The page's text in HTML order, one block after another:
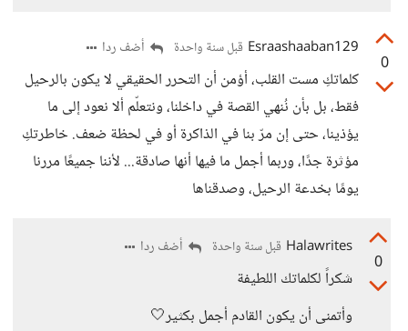
0
Esraashaaban129 قبل سنة واحدة أضف ردا
كلماتكِ مست القلب، أؤمن أن التحرر الحقيقي لا يكون بالرحيل
فقط، بل بأن نُنهي القصة في داخلنا، ونتعلّم ألا نعود إلى ما
يؤذينا، حتى إن مرّ بنا في الذاكرة أو في لحظة ضعف. خاطرتكِ
مؤثرة جدًا، وربما أجمل ما فيها أنها صادقة... لأننا جميعًا مررنا
يومًا بخدعة الرحيل، وصدقناها
0
Halawrites قبل سنة واحدة أضف ردا
شكراً لكلماتك اللطيفة
وأتمنى أن يكون القادم أجمل بكثير🤍